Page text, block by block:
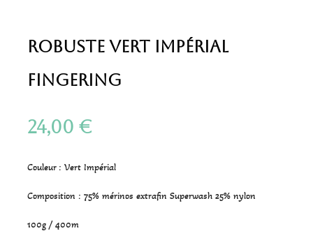
Robuste Vert Impérial
Fingering
24,00 €
Couleur : Vert Impérial
Composition : 75% mérinos extrafin Superwash 25% nylon
100g / 400m